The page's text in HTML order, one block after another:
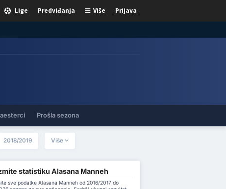
Prijava
Više
Predviđanja
Lige
Prošla sezona
2018/2019 Više
statistiku Alasana Manneh
sve podatke Alasana Manneh od 2016/2017 do